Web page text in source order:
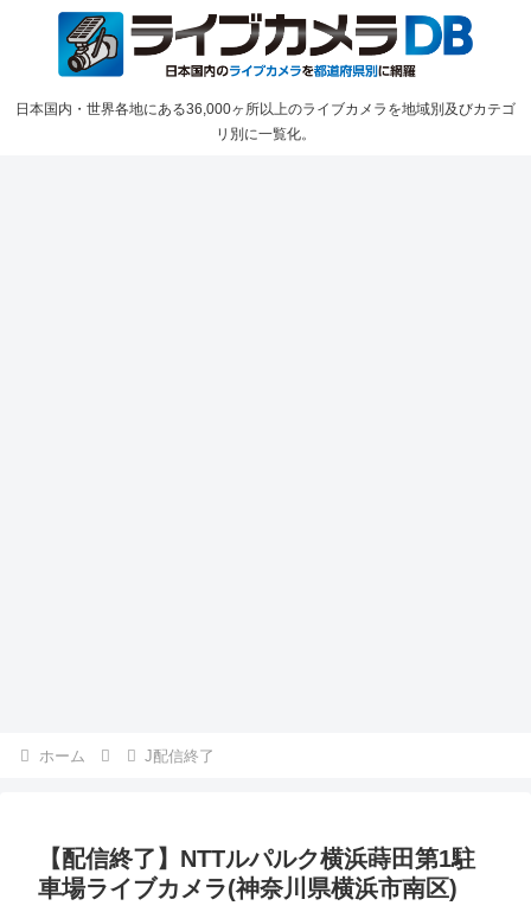
日本国内・世界各地にある36,000ヶ所以上のライブカメラを地域別及びカテゴ
リ別に一覧化。
ホーム J配信終了
【配信終了】NTTルパルク横浜蒔田第1駐
車場ライブカメラ(神奈川県横浜市南区)